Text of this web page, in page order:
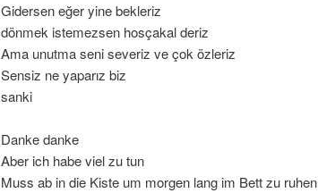
Gidersen eğer yine bekleriz
dönmek istemezsen hosçakal deriz
Ama unutma seni severiz ve çok özleriz
Sensiz ne yaparız biz
sanki
Danke danke
Aber ich habe viel zu tun
Muss ab in die Kiste um morgen lang im Bett zu ruhen